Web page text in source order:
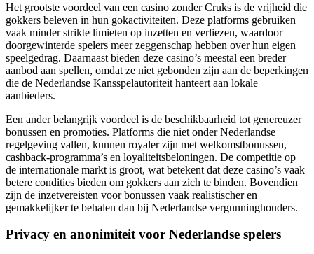
Het grootste voordeel van een casino zonder Cruks is de vrijheid die
gokkers beleven in hun gokactiviteiten. Deze platforms gebruiken
vaak minder strikte limieten op inzetten en verliezen, waardoor
doorgewinterde spelers meer zeggenschap hebben over hun eigen
speelgedrag. Daarnaast bieden deze casino’s meestal een breder
aanbod aan spellen, omdat ze niet gebonden zijn aan de beperkingen
die de Nederlandse Kansspelautoriteit hanteert aan lokale
aanbieders.
Een ander belangrijk voordeel is de beschikbaarheid tot genereuzer
bonussen en promoties. Platforms die niet onder Nederlandse
regelgeving vallen, kunnen royaler zijn met welkomstbonussen,
cashback-programma’s en loyaliteitsbeloningen. De competitie op
de internationale markt is groot, wat betekent dat deze casino’s vaak
betere condities bieden om gokkers aan zich te binden. Bovendien
zijn de inzetvereisten voor bonussen vaak realistischer en
gemakkelijker te behalen dan bij Nederlandse vergunninghouders.
Privacy en anonimiteit voor Nederlandse spelers